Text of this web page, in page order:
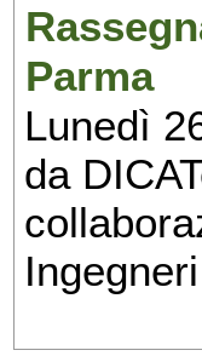
Parma
Lunedì
da